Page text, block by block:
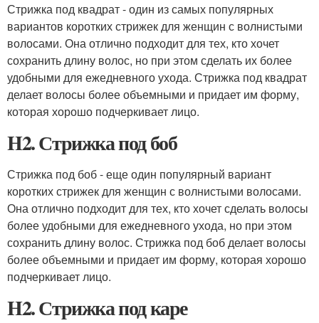
Стрижка под квадрат - один из самых популярных
вариантов коротких стрижек для женщин с волнистыми
волосами. Она отлично подходит для тех, кто хочет
сохранить длину волос, но при этом сделать их более
удобными для ежедневного ухода. Стрижка под квадрат
делает волосы более объемными и придает им форму,
которая хорошо подчеркивает лицо.
H2. Стрижка под боб
Стрижка под боб - еще один популярный вариант
коротких стрижек для женщин с волнистыми волосами.
Она отлично подходит для тех, кто хочет сделать волосы
более удобными для ежедневного ухода, но при этом
сохранить длину волос. Стрижка под боб делает волосы
более объемными и придает им форму, которая хорошо
подчеркивает лицо.
H2. Стрижка под каре